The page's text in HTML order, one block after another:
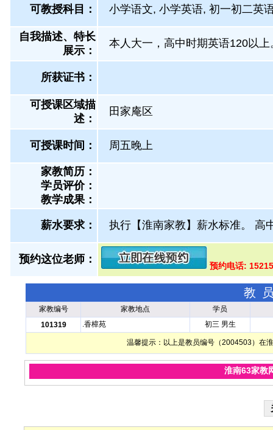
可教授科目： 小学语文, 小学英语, 初一初二英
自我描述、特长
展示 ：
本人大一，高中时期英语120以
所获证书 ：
可授课区域描
述：
田家庵区
可授课时间： 周五晚上
家教简历：
学员评价：
教学成果：
薪水要求： 执行【淮南家教】薪水标准。 高
预约这位老师：
预约电话:
教
家教编号 家教地点
学员
101319
.香樟苑 初三 男生
温馨提示：以上是教员编号（2004503）在
淮南63家教